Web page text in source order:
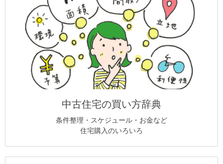
中古住宅の買い方辞典
条件整理・スケジュール・お金など
住宅購入のいろいろ